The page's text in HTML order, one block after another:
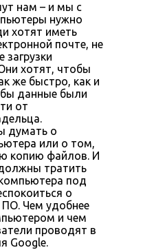
нам – и мы с
нужно
хотят иметь
почте, не
хотят, чтобы
же быстро, как и
данные были
от
думать о
или о том,
копию файлов. И
тратить
под
о
Чем удобнее
и чем
проводят в
Google.